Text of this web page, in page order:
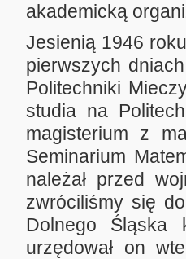
akademicką
Jesienią 1946
pierwszych
Politechniki
studia na
magisterium z
Seminarium
należał przed
zwróciliśmy się
Dolnego Śląska
urzędował on